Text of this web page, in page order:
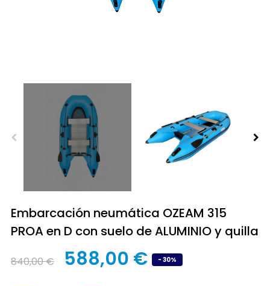
Embarcación neumática OZEAM 315
PROA en D con suelo de ALUMINIO y quilla
840,00 € 588,00 € - 30%